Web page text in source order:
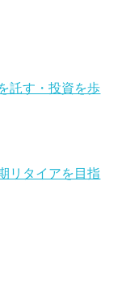
託す・投資を歩
リタイアを目指